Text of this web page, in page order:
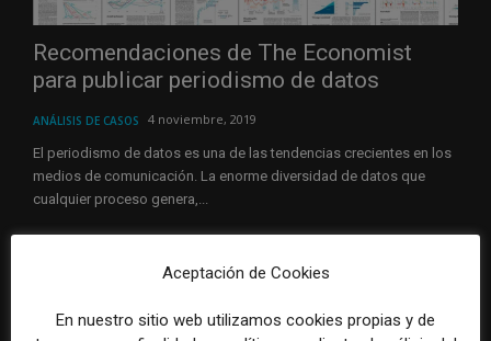
Recomendaciones de The Economist
para publicar periodismo de datos
ANÁLISIS DE CASOS 4 noviembre, 2019
El periodismo de datos es una de las tendencias crecientes en los
medios de comunicación. La enorme diversidad de datos que
cualquier proceso genera,...
Aceptación de Cookies
En nuestro sitio web utilizamos cookies propias y de